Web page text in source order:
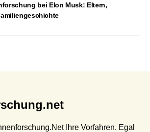
bei Elon Musk: Eltern,
Ihre Vorfahren. Egal